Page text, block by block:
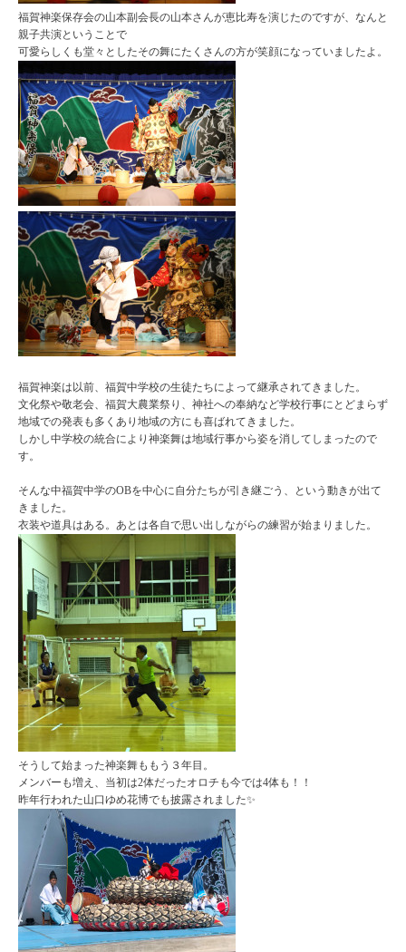
福賀神楽保存会の山本副会長の山本さんが恵比寿を演じたのですが、なんと
親子共演ということで
可愛らしくも堂々としたその舞にたくさんの方が笑顔になっていましたよ。
福賀神楽は以前、福賀中学校の生徒たちによって継承されてきました。
文化祭や敬老会、福賀大農業祭り、神社への奉納など学校行事にとどまらず
地域での発表も多くあり地域の方にも喜ばれてきました。
しかし中学校の統合により神楽舞は地域行事から姿を消してしまったので
す。
そんな中福賀中学のOBを中心に自分たちが引き継ごう、という動きが出て
きました。
衣装や道具はある。あとは各自で思い出しながらの練習が始まりました。
そうして始まった神楽舞ももう３年目。
メンバーも増え、当初は2体だったオロチも今では4体も！！
昨年行われた山口ゆめ花博でも披露されました✨